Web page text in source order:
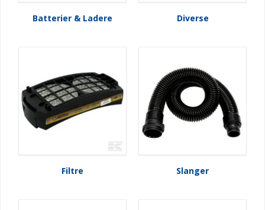
Batterier & Ladere Diverse
Filtre Slanger